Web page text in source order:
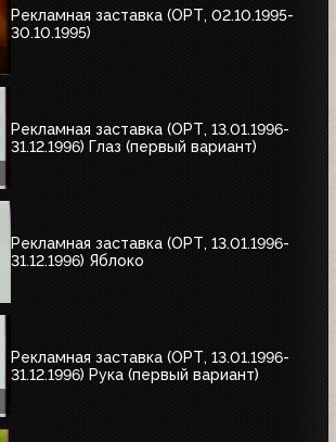
Рекламная заставка (ОРТ, 02.10.1995-
30.10.1995)
Рекламная заставка (ОРТ, 13.01.1996-
31.12.1996) Глаз (первый вариант)
Рекламная заставка (ОРТ, 13.01.1996-
31.12.1996) Яблоко
Рекламная заставка (ОРТ, 13.01.1996-
31.12.1996) Рука (первый вариант)